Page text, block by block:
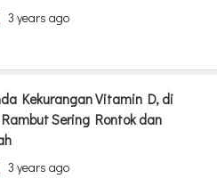
3 years ago
Kekurangan Vitamin D, di
Sering Rontok dan
3 years ago